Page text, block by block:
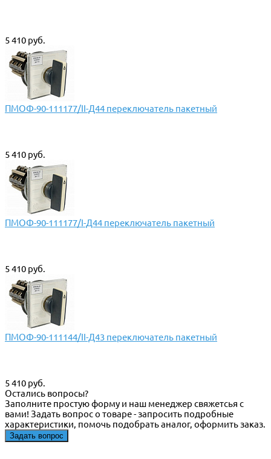
5 410 руб.
ПМОФ-90-111177/II-Д44 переключатель пакетный
5 410 руб.
ПМОФ-90-111177/I-Д44 переключатель пакетный
5 410 руб.
ПМОФ-90-111144/II-Д43 переключатель пакетный
5 410 руб.
Остались вопросы?
Заполните простую форму и наш менеджер свяжетсья с
вами! Задать вопрос о товаре - запросить подробные
характеристики, помочь подобрать аналог, оформить заказ.
Задать вопрос